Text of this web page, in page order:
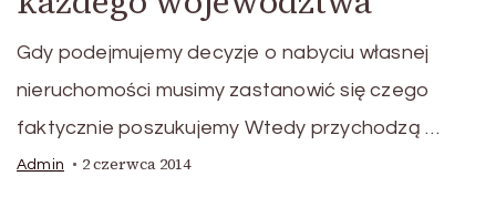
Gdy podejmujemy decyzje o nabyciu własnej
nieruchomości musimy zastanowić się czego
faktycznie poszukujemy Wtedy przychodzą …
Admin 2 czerwca 2014